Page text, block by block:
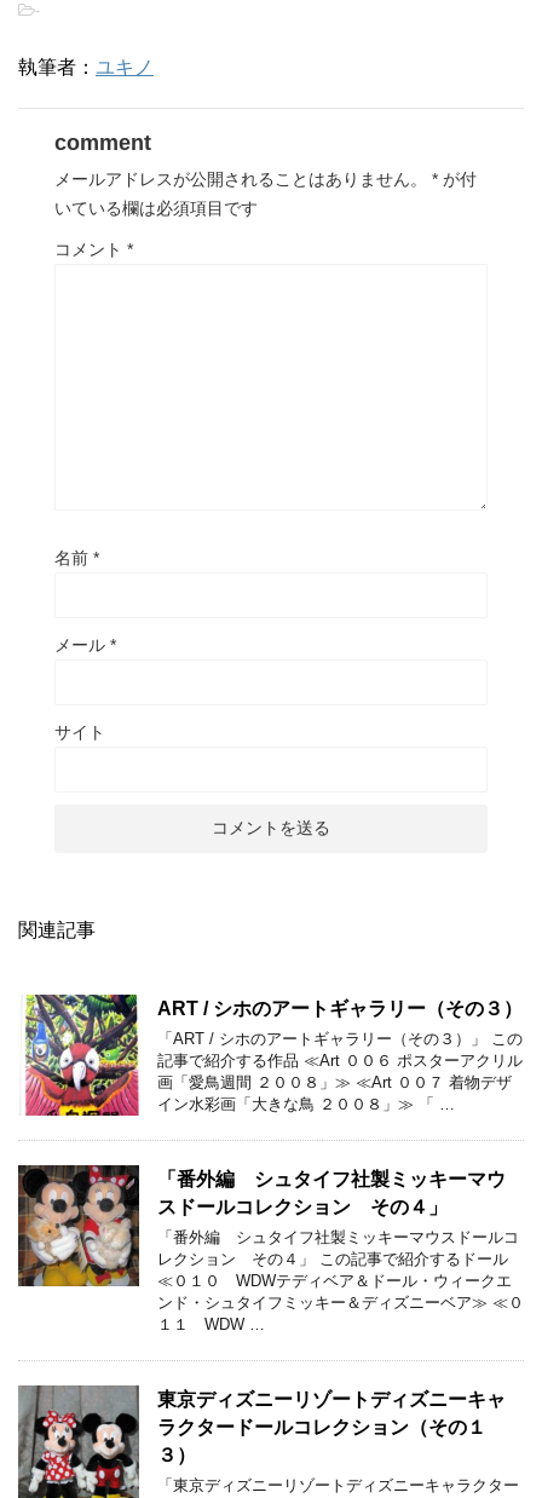
-
執筆者： ユキノ
comment
メールアドレスが公開されることはありません。 * が付
いている欄は必須項目です
コメント *
名前 *
メール *
サイト
関連記事
ART / シホのアートギャラリー（その３）
「ART / シホのアートギャラリー（その３）」 この
記事で紹介する作品 ≪Art ００６ ポスターアクリル
画「愛鳥週間 ２００８」≫ ≪Art ００７ 着物デザ
イン水彩画「大きな鳥 ２００８」≫ 「 …
「番外編 シュタイフ社製ミッキーマウ
スドールコレクション その４」
「番外編 シュタイフ社製ミッキーマウスドールコ
レクション その４」 この記事で紹介するドール
≪０１０ WDWテディベア＆ドール・ウィークエ
ンド・シュタイフミッキー＆ディズニーベア≫ ≪０
１１ WDW …
東京ディズニーリゾートディズニーキャ
ラクタードールコレクション（その１
３）
「東京ディズニーリゾートディズニーキャラクター